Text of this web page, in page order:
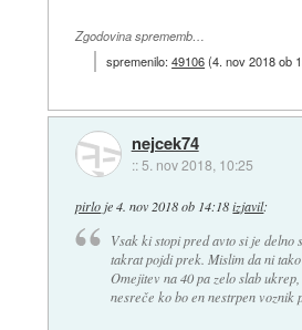
Zgodovina sprememb…
spremenilo:49106(4. nov 2018 ob
nejcek74
:: 5. nov 2018, 10:25
pirloje4. nov 2018 ob 14:18 izjavil:
Vsak ki stopi pred avto si je delno
takrat pojdi prek. Mislim da ni
Omejitev na 40 pa zelo slab
nesreče ko bo en nestrpen voznik